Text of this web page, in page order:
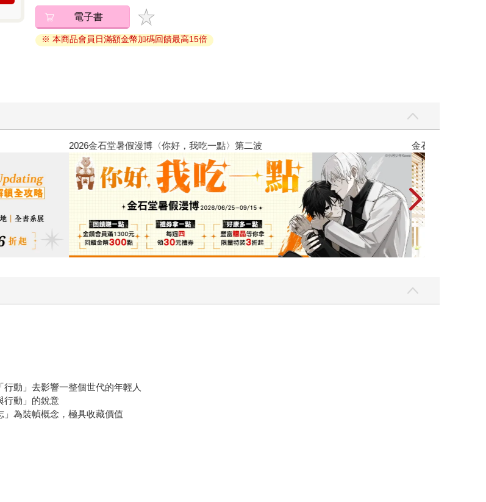
電子書
※ 本商品會員日滿額金幣加碼回饋最高15倍
2026金石堂暑假漫博〈你好，我吃一點〉第二波 金石堂2026海
動」去影響一整個世代的年輕人
行動」的銳意
為裝幀概念，極具收藏價值